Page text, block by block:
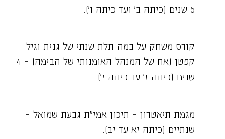
5 שנים (כיתה ב׳ ועד כיתה ו׳).
קורס משחק על במה תלת שנתי של גנית וגיל
קפטן (אח של המנהל האומנותי של הבימה) – 4
שנים (כיתה ז׳ עד כיתה י׳).
מגמת תיאטרון – תיכון אמי״ת גבעת שמואל –
שנתיים (כיתה יא עד יב).